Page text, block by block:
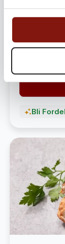
Ekte
havet
Bli